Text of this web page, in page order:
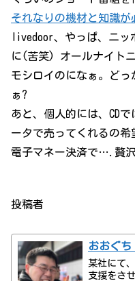
それなりの機材と知識が
livedoor、やっぱ、ニッ
に(苦笑) オールナイト
モシロイのになぁ。ど
ぁ?
あと、個人的には、CD
ータで売ってくれるの希
電子マネー決済で….贅
投稿者
おおぐち
某社にて
支援をさ